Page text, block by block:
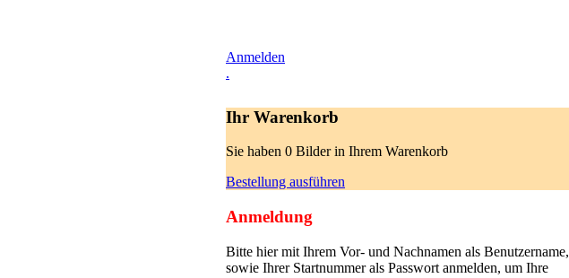
Anmelden
.
Ihr Warenkorb
Sie haben 0 Bilder in Ihrem Warenkorb
Bestellung ausführen
Anmeldung
Bitte hier mit Ihrem Vor- und Nachnamen als Benutzername,
sowie Ihrer Startnummer als Passwort anmelden, um Ihre